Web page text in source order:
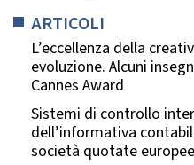
ARTICOLI
L’eccellenza della
evoluzione. Alcuni
Cannes Award
Sistemi di controllo
dell’informativa
società quotate europee